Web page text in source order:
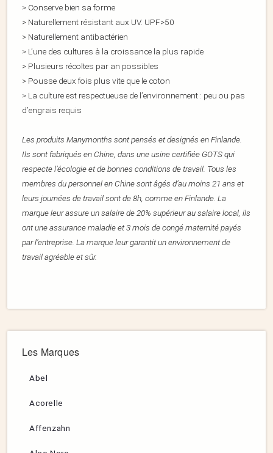
> Conserve bien sa forme
> Naturellement résistant aux UV. UPF>50
> Naturellement antibactérien
> L’une des cultures à la croissance la plus rapide
> Plusieurs récoltes par an possibles
> Pousse deux fois plus vite que le coton
> La culture est respectueuse de l’environnement : peu ou pas
d’engrais requis
Les produits Manymonths sont pensés et designés en Finlande.
Ils sont fabriqués en Chine, dans une usine certifiée GOTS qui
respecte l’écologie et de bonnes conditions de travail. Tous les
membres du personnel en Chine sont âgés d’au moins 21 ans et
leurs journées de travail sont de 8h, comme en Finlande. La
marque leur assure un salaire de 20% supérieur au salaire local, ils
ont une assurance maladie et 3 mois de congé maternité payés
par l’entreprise. La marque leur garantit un environnement de
travail agréable et sûr.
Les Marques
Abel
Acorelle
Affenzahn